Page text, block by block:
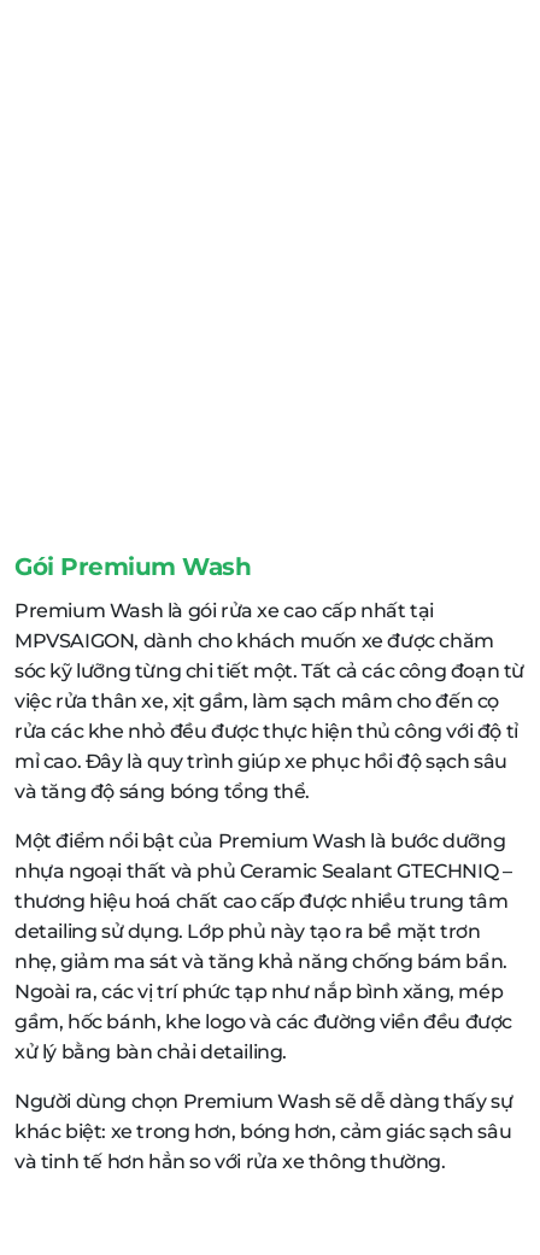
Gói Premium Wash
Premium Wash là gói rửa xe cao cấp nhất tại
MPVSAIGON, dành cho khách muốn xe được chăm
sóc kỹ lưỡng từng chi tiết một. Tất cả các công đoạn từ
việc rửa thân xe, xịt gầm, làm sạch mâm cho đến cọ
rửa các khe nhỏ đều được thực hiện thủ công với độ tỉ
mỉ cao. Đây là quy trình giúp xe phục hồi độ sạch sâu
và tăng độ sáng bóng tổng thể.
Một điểm nổi bật của Premium Wash là bước dưỡng
nhựa ngoại thất và phủ Ceramic Sealant GTECHNIQ –
thương hiệu hoá chất cao cấp được nhiều trung tâm
detailing sử dụng. Lớp phủ này tạo ra bề mặt trơn
nhẹ, giảm ma sát và tăng khả năng chống bám bẩn.
Ngoài ra, các vị trí phức tạp như nắp bình xăng, mép
gầm, hốc bánh, khe logo và các đường viền đều được
xử lý bằng bàn chải detailing.
Người dùng chọn Premium Wash sẽ dễ dàng thấy sự
khác biệt: xe trong hơn, bóng hơn, cảm giác sạch sâu
và tinh tế hơn hẳn so với rửa xe thông thường.